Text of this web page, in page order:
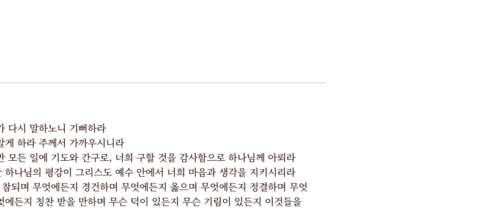
할 줄도 알고 풍부에 처할 줄도 알아 모든 일 곧 배부름과
빌립보서 4:4-14
다시 말하노니 기뻐하라
하라 주께서 가까우시니라
모든 일에 기도와 간구로, 너희 구할 것을 감사함으로 하나님께 아뢰라
나님의 평강이 그리스도 예수 안에서 너희 마음과 생각을 지키시리라
되며 무엇에든지 경건하며 무엇에든지 옳으며 무엇에든지 정결하며 무엇
에든지 칭찬 받을 만하며 무슨 덕이 있든지 무슨 기림이 있든지 이것들을